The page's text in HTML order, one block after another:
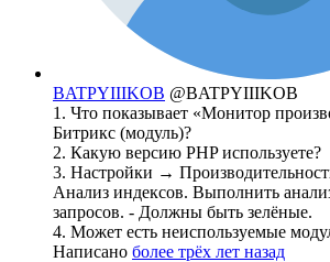
BATPYIIIKOB @BATPYIIIKOB
1. Что показывает «Монитор
Битрикс (модуль)?
2. Какую версию PHP используете?
3. Настройки →
Анализ индексов. Выполнить
запросов. - Должны быть зелёные.
4. Может есть неиспользуемые
Написано более трёх лет назад